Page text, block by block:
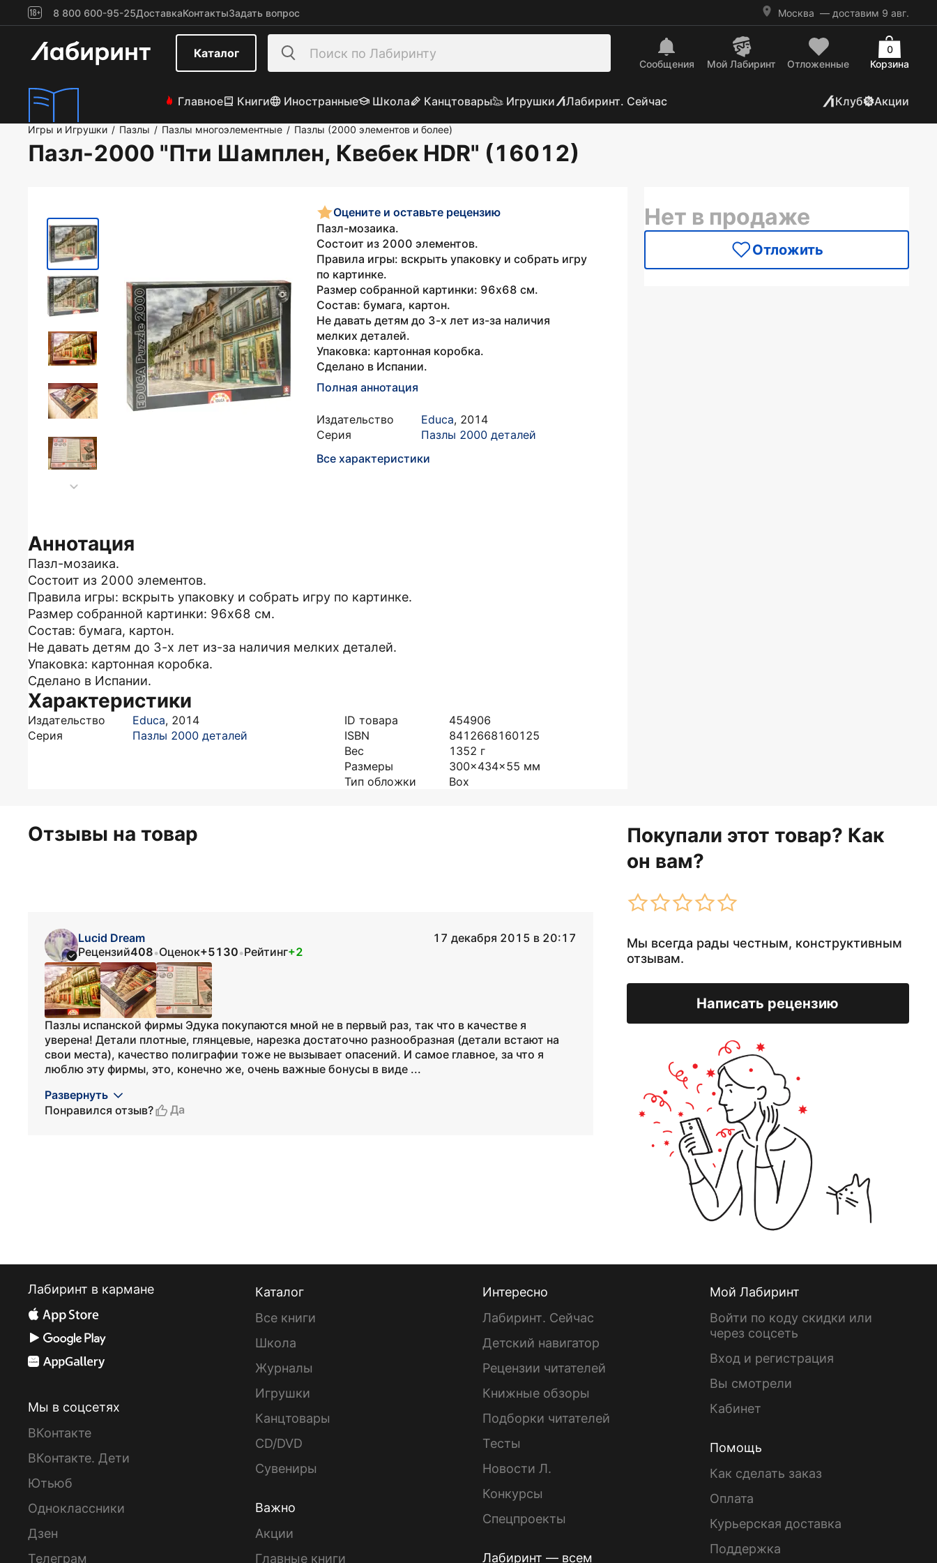
8 800 600-95-25ДоставкаКонтактыЗадать вопрос Москва — доставим 9 авг.
Каталог
Сообщения Mой Лабиринт Отложенные Корзина
0
Главное Книги Иностранные Школа Канцтовары Игрушки Лабиринт. Сейчас Клуб Акции
Игры и Игрушки / Пазлы / Пазлы многоэлементные / Пазлы (2000 элементов и более)
Пазл-2000 "Пти Шамплен, Квебек HDR" (16012)
Оцените и оставьте рецензию
Пазл-мозаика.
Состоит из 2000 элементов.
Правила игры: вскрыть упаковку и собрать игру
по картинке.
Размер собранной картинки: 96х68 см.
Состав: бумага, картон.
Не давать детям до 3-х лет из-за наличия
мелких деталей.
Упаковка: картонная коробка.
Сделано в Испании.
Полная аннотация
Издательство Educa, 2014
Серия
Пазлы 2000 деталей
Все характеристики
Аннотация
Пазл-мозаика.
Состоит из 2000 элементов.
Правила игры: вскрыть упаковку и собрать игру по картинке.
Размер собранной картинки: 96х68 см.
Состав: бумага, картон.
Не давать детям до 3-х лет из-за наличия мелких деталей.
Упаковка: картонная коробка.
Сделано в Испании.
Характеристики
Издательство Educa, 2014
Серия
Пазлы 2000 деталей
ID товара
454906
ISBN
8412668160125
Вес
1352 г
Размеры
300x434x55 мм
Тип обложки
Box
Нет в продаже
Отложить
Отзывы на товар
Покупали этот товар? Как
он вам?
Мы всегда рады честным, конструктивным
отзывам.
Написать рецензию
Lucid Dream
17 декабря 2015 в 20:17
Рецензий408•Оценок+5130•Рейтинг+2
Пазлы испанской фирмы Эдука покупаются мной не в первый раз, так что в качестве я
уверена! Детали плотные, глянцевые, нарезка достаточно разнообразная (детали встают на
свои места), качество полиграфии тоже не вызывает опасений. И самое главное, за что я
люблю эту фирмы, это, конечно же, очень важные бонусы в виде ...
Развернуть
Понравился отзыв?
Да
Лабиринт в кармане
Мы в соцсетях
ВКонтакте
ВКонтакте. Дети
Ютьюб
Одноклассники
Дзен
Телеграм
Каталог
Все книги
Школа
Журналы
Игрушки
Канцтовары
CD/DVD
Сувениры
Важно
Акции
Главные книги
Интересно
Лабиринт. Сейчас
Детский навигатор
Рецензии читателей
Книжные обзоры
Подборки читателей
Тесты
Новости Л.
Конкурсы
Спецпроекты
Лабиринт — всем
Мой Лабиринт
Войти по коду скидки или
через соцсеть
Вход и регистрация
Вы смотрели
Кабинет
Помощь
Как сделать заказ
Оплата
Курьерская доставка
Поддержка